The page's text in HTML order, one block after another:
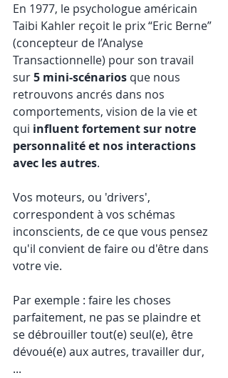
En 1977, le psychologue américain
Taibi Kahler reçoit le prix “Eric Berne”
(concepteur de l’Analyse
Transactionnelle) pour son travail
sur 5 mini-scénarios que nous
retrouvons ancrés dans nos
comportements, vision de la vie et
qui influent fortement sur notre
personnalité et nos interactions
avec les autres.
Vos moteurs, ou 'drivers',
correspondent à vos schémas
inconscients, de ce que vous pensez
qu'il convient de faire ou d'être dans
votre vie.
Par exemple : faire les choses
parfaitement, ne pas se plaindre et
se débrouiller tout(e) seul(e), être
dévoué(e) aux autres, travailler dur,
...